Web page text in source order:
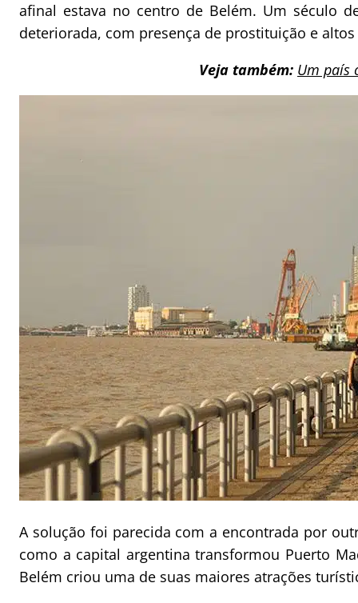
afinal estava no centro de Belém. Um século
deteriorada, com presença de prostituição e
Veja também: Um país
A solução foi parecida com a encontrada por
como a capital argentina transformou Puerto
Belém criou uma de suas maiores atrações